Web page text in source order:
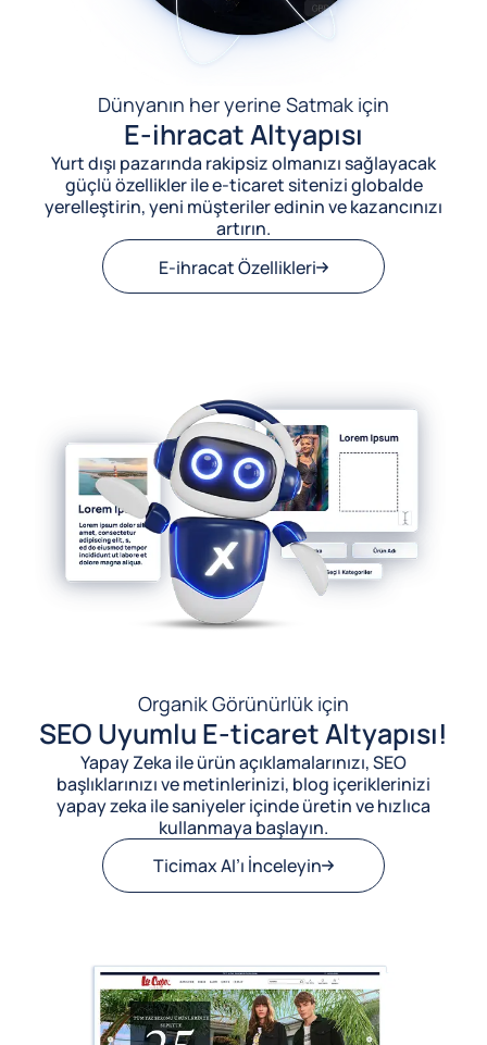
Dünyanın her yerine Satmak için
E-ihracat Altyapısı
Yurt dışı pazarında rakipsiz olmanızı sağlayacak
güçlü özellikler ile e-ticaret sitenizi globalde
yerelleştirin, yeni müşteriler edinin ve kazancınızı
artırın.
E-ihracat Özellikleri
Organik Görünürlük için
SEO Uyumlu E-ticaret Altyapısı!
Yapay Zeka ile ürün açıklamalarınızı, SEO
başlıklarınızı ve metinlerinizi, blog içeriklerinizi
yapay zeka ile saniyeler içinde üretin ve hızlıca
kullanmaya başlayın.
Ticimax AI’ı İnceleyin